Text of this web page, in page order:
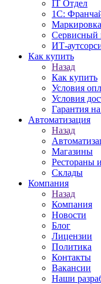
IT Отдел
1С:
Маркировка
Сервисный
ИТ-
Как купить
Назад
Как купить
Условия
Условия
Гарантия
Автоматизация
Назад
Магазины
Рестораны
Склады
Компания
Назад
Компания
Новости
Блог
Лицензии
Политика
Контакты
Вакансии
Наши